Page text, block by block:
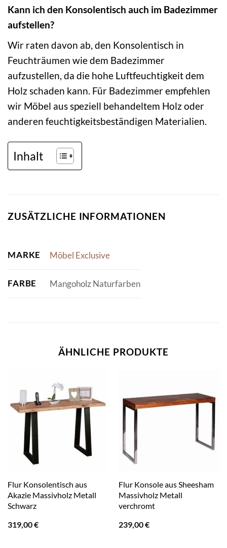
Kann ich den Konsolentisch auch im Badezimmer
aufstellen?
Wir raten davon ab, den Konsolentisch in
Feuchträumen wie dem Badezimmer
aufzustellen, da die hohe Luftfeuchtigkeit dem
Holz schaden kann. Für Badezimmer empfehlen
wir Möbel aus speziell behandeltem Holz oder
anderen feuchtigkeitsbeständigen Materialien.
Inhalt
ZUSÄTZLICHE INFORMATIONEN
MARKE Möbel Exclusive
FARBE Mangoholz Naturfarben
ÄHNLICHE PRODUKTE
Flur Konsolentisch aus
Akazie Massivholz Metall
Schwarz
319,00€
Flur Konsole aus Sheesham
Massivholz Metall
verchromt
239,00€